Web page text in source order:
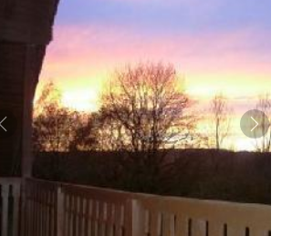
Zurück Weiter